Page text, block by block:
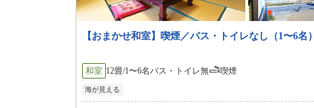
【おまかせ和室】喫煙／バス・トイレなし（1〜6名
和室 12畳/1〜6名バス・トイレ無 喫煙
海が見える